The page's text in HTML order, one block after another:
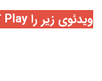
ویدئوی زیر را Play کنید